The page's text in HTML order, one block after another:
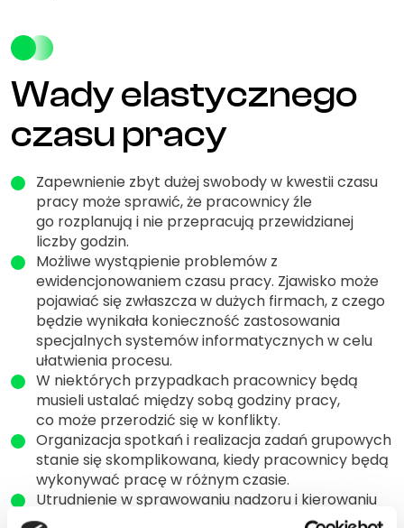
Wady elastycznego
czasu pracy
Zapewnienie zbyt dużej swobody w kwestii czasu
pracy może sprawić, że pracownicy źle
go rozplanują i nie przepracują przewidzianej
liczby godzin.
Możliwe wystąpienie problemów z
ewidencjonowaniem czasu pracy. Zjawisko może
pojawiać się zwłaszcza w dużych firmach, z czego
będzie wynikała konieczność zastosowania
specjalnych systemów informatycznych w celu
ułatwienia procesu.
W niektórych przypadkach pracownicy będą
musieli ustalać między sobą godziny pracy,
co może przerodzić się w konflikty.
Organizacja spotkań i realizacja zadań grupowych
stanie się skomplikowana, kiedy pracownicy będą
wykonywać pracę w różnym czasie.
Utrudnienie w sprawowaniu nadzoru i kierowaniu
zespołem dla menagerów i kierowników.